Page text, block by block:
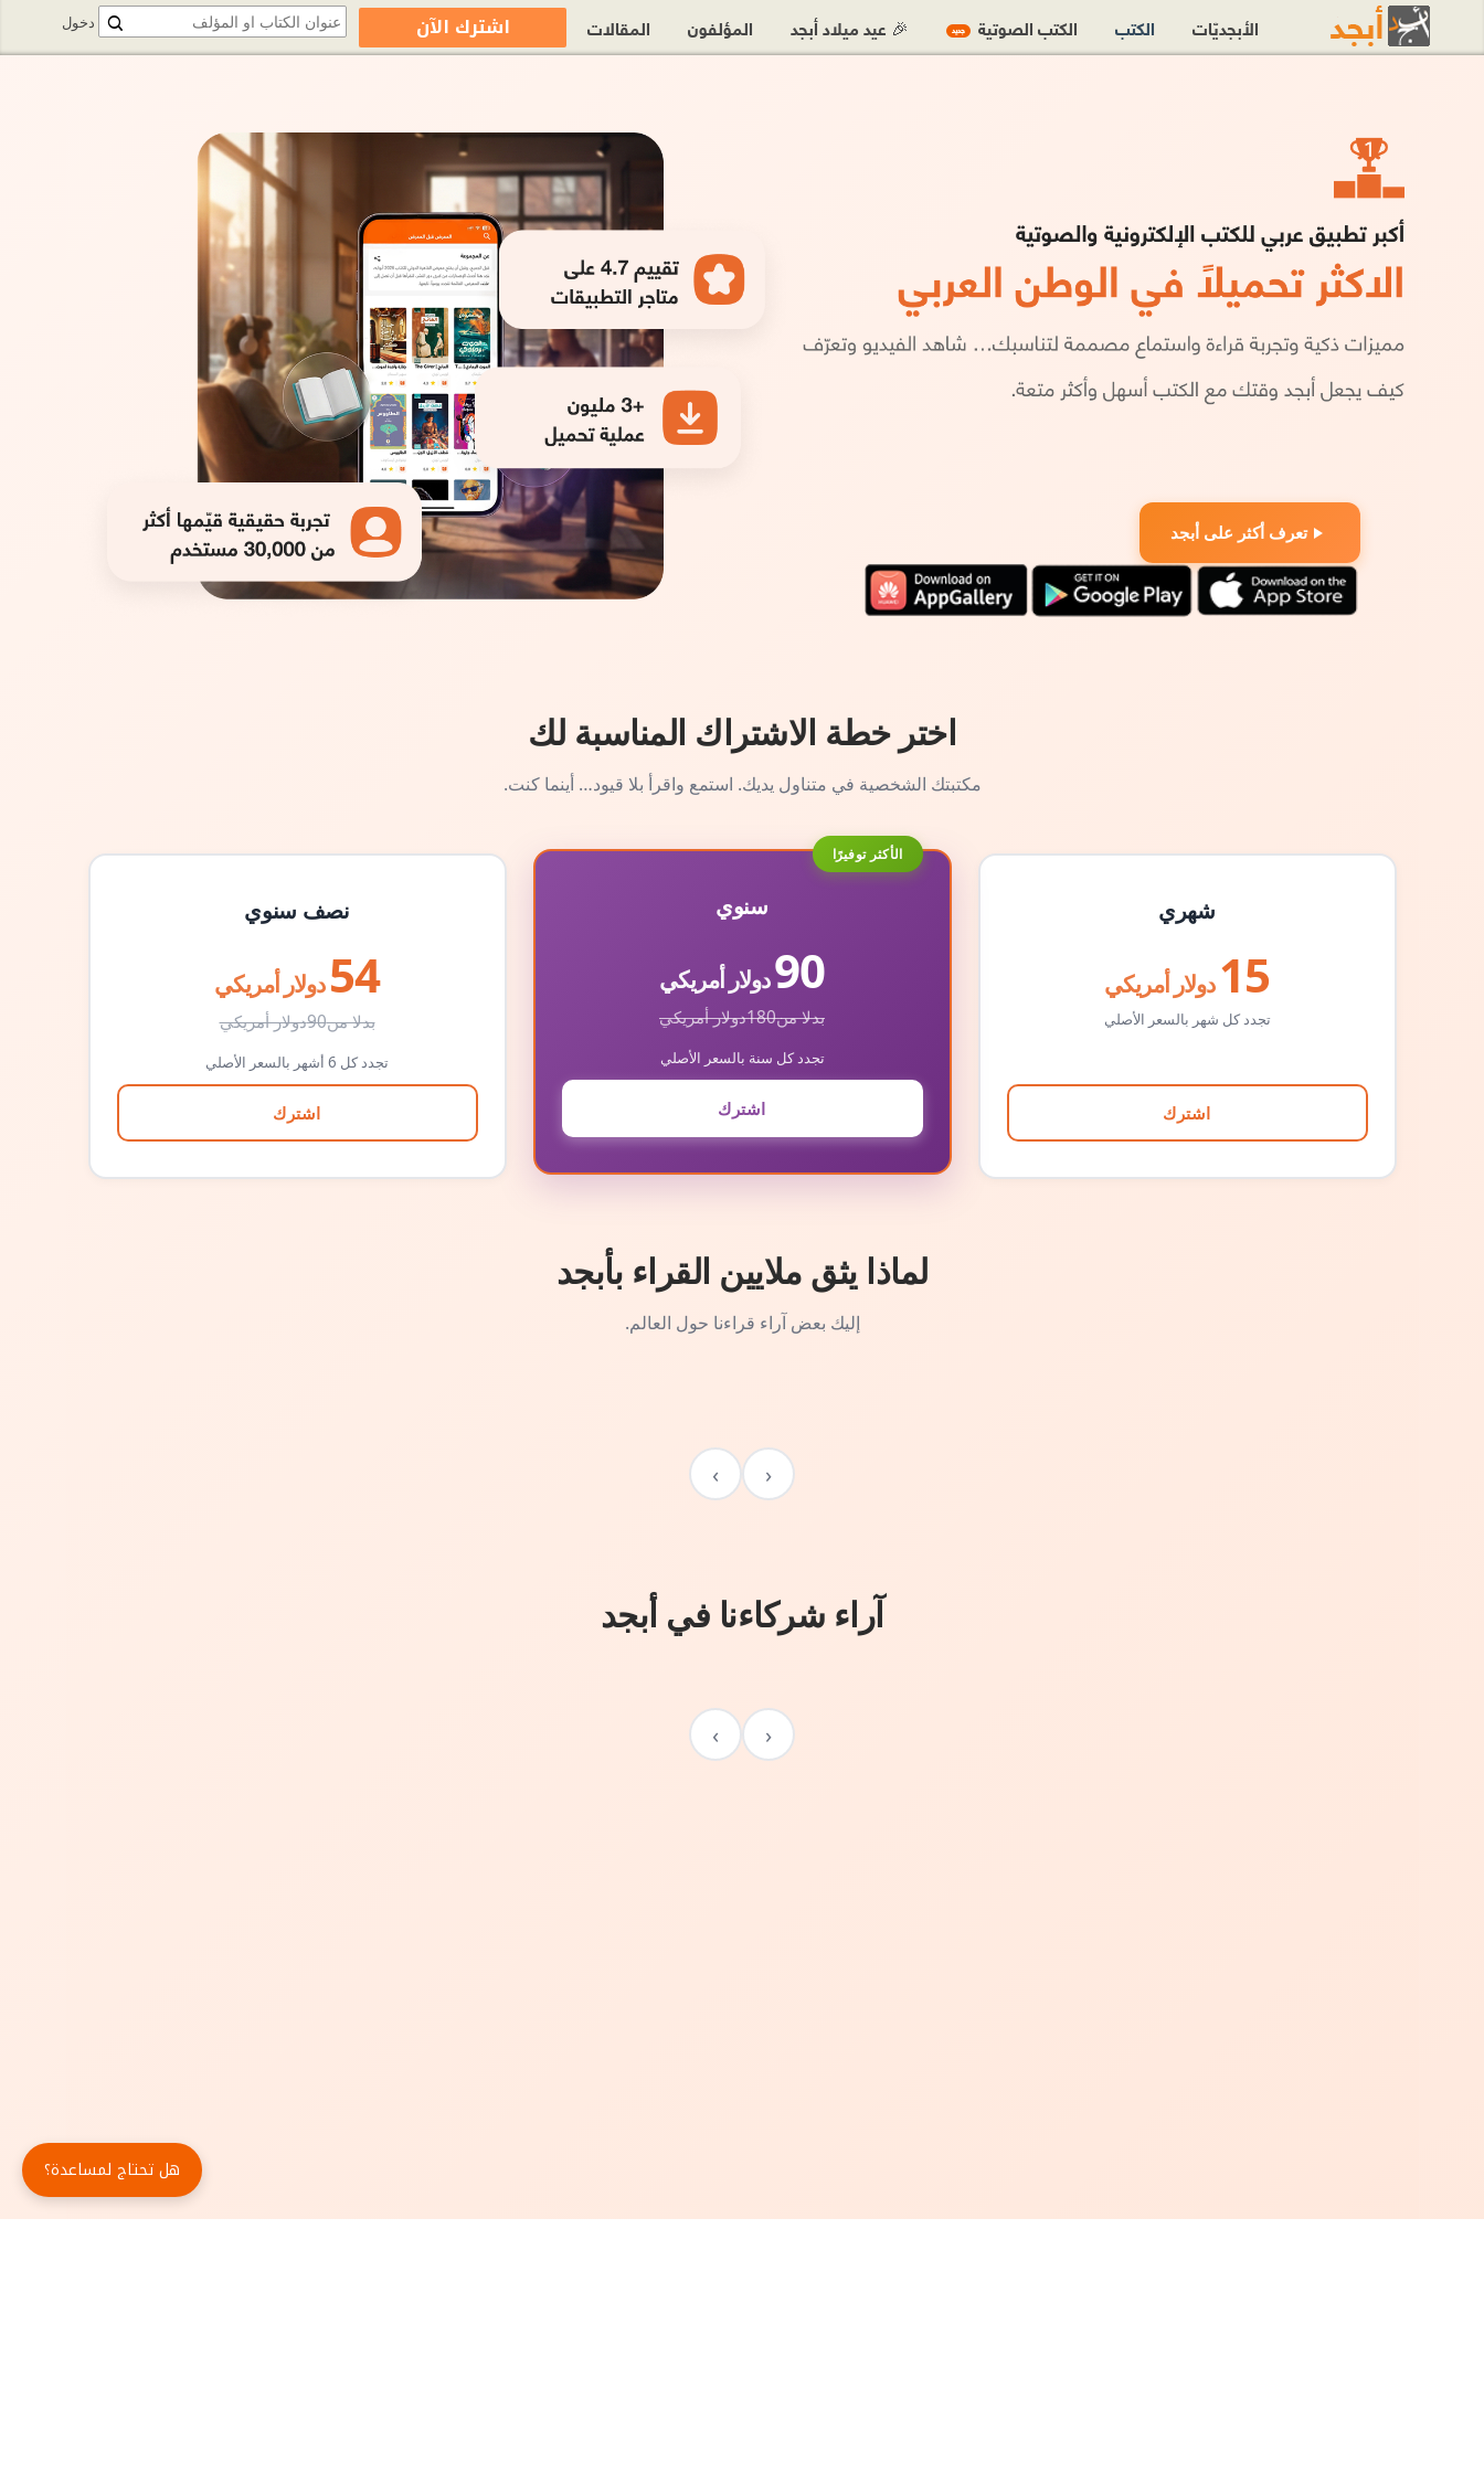
تعرف أكثر على أبجد
اختر خطة الاشتراك المناسبة لك
مكتبتك الشخصية في متناول يديك. استمع واقرأ بلا قيود… أينما كنت.
شهري
15 دولار أمريكي
تجدد كل شهر بالسعر الأصلي
اشترك
الأكثر توفيرًا
سنوي
90دولار أمريكي
بدلا من180دولار أمريكي
تجدد كل سنة بالسعر الأصلي
اشترك
نصف سنوي
54 دولار أمريكي
بدلا من90دولار أمريكي
تجدد كل 6 أشهر بالسعر الأصلي
اشترك
لماذا يثق ملايين القراء بأبجد
إليك بعض آراء قراءنا حول العالم.
‹
›
آراء شركاءنا في أبجد
‹
›
دخول الأبجديّات الكتب الكتب الصوتية جديد 🎉 عيد ميلاد أبجد المؤلفون المقالات اشترك الآن
هل تحتاج لمساعدة؟